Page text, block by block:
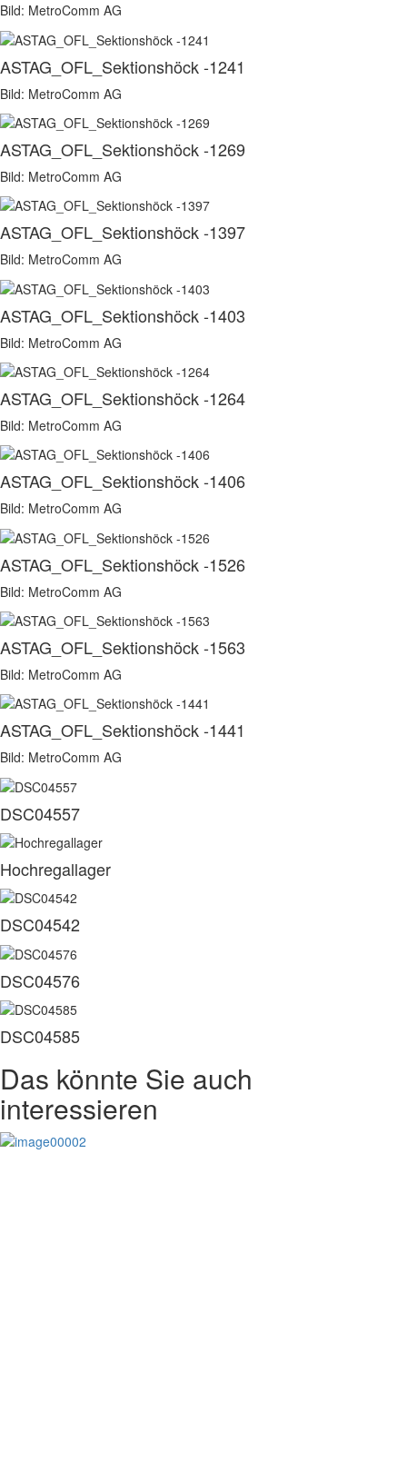
Bild: MetroComm AG
ASTAG_OFL_Sektionshöck -1241
Bild: MetroComm AG
ASTAG_OFL_Sektionshöck -1269
Bild: MetroComm AG
ASTAG_OFL_Sektionshöck -1397
Bild: MetroComm AG
ASTAG_OFL_Sektionshöck -1403
Bild: MetroComm AG
ASTAG_OFL_Sektionshöck -1264
Bild: MetroComm AG
ASTAG_OFL_Sektionshöck -1406
Bild: MetroComm AG
ASTAG_OFL_Sektionshöck -1526
Bild: MetroComm AG
ASTAG_OFL_Sektionshöck -1563
Bild: MetroComm AG
ASTAG_OFL_Sektionshöck -1441
Bild: MetroComm AG
DSC04557
Hochregallager
DSC04542
DSC04576
DSC04585
Das könnte Sie auch
interessieren